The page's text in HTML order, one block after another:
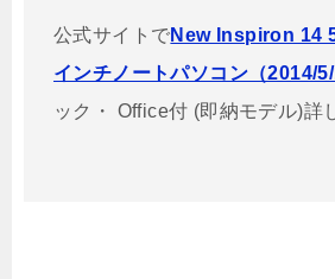
公式サイトでNew Inspiron 14
インチノートパソコン（2014/
ック・ Office付 (即納モデル)詳